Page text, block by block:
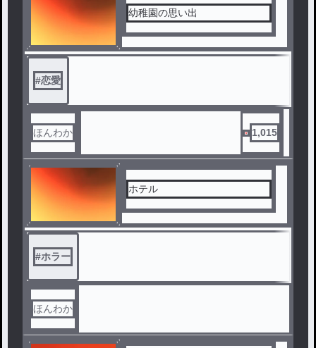
幼稚園の思い出
#恋愛
ほんわか 1,015
ホテル
#ホラー
ほんわか